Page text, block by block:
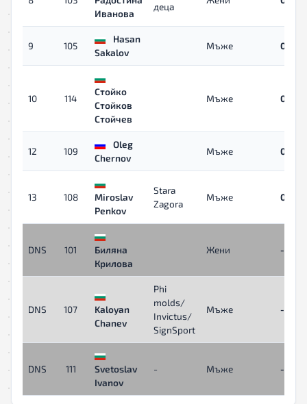
Иванова
деца
9 105
Hasan
Sakalov
Мъже
10 114
Стойко
Стойков
Стойчев
Мъже
12 109
Oleg
Chernov
Мъже
13 108
Miroslav
Penkov
Stara
Zagora
Мъже
DNS 101
Биляна
Крилова
Жени -
DNS 107
Kaloyan
Chanev
Phi
molds/
Invictus/
SignSport
Мъже -
DNS 111
Svetoslav
Ivanov
- Мъже -